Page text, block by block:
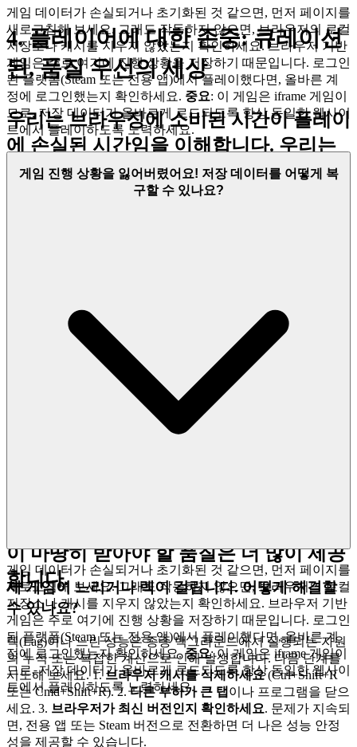
4. 플레이어에 대한 존중: 큐레이션
된, 품질 우선의 세상
우리는 브라우징에 소비된 시간이 플레이
에 손실된 시간임을 이해합니다. 우리는
수천 개의 평범한 게임으로 우리의 플랫
폼을 채우지 않습니다. 우리는 품질, 참여,
존중하는 방식입니다. 우리의 인터페이스
는 깨끗하고, 빠르며, 방해가 되지 않도록
설계되어 당신의 방해 없이 게임이 빛을
발하도록 합니다.
여기에서는 수천 개의
복제 게임을 찾을 수 없습니다. 우리는
이 마땅히 받아야 할 품질은 더 많이 제공
합니다.
게임 데이터가 손실되거나 초기화된 것 같으면, 먼저 페이지를
새로고침해 보세요. 그래도 작동하지 않으면, 브라우저의 로컬
저장소나 캐시를 지우지 않았는지 확인하세요. 브라우저 기반
게임은 주로 여기에 진행 상황을 저장하기 때문입니다. 로그인
된 플랫폼(Steam 또는 전용 앱)에서 플레이했다면, 올바른 계
정에 로그인했는지 확인하세요. 중요: 이 게임은 iframe 게임이
므로, 저장 데이터가 올바르게 로드되도록 항상 동일한 웹사이
트에서 플레이하도록 노력하세요.
게임 진행 상황을 잃어버렸어요! 저장 데이터를 어떻게 복
구할 수 있나요?
게임 데이터가 손실되거나 초기화된 것 같으면, 먼저 페이지를
새로고침해 보세요. 그래도 작동하지 않으면, 브라우저의 로컬
저장소나 캐시를 지우지 않았는지 확인하세요. 브라우저 기반
게임은 주로 여기에 진행 상황을 저장하기 때문입니다. 로그인
된 플랫폼(Steam 또는 전용 앱)에서 플레이했다면, 올바른 계
정에 로그인했는지 확인하세요.중요: 이 게임은 iframe 게임이
므로, 저장 데이터가 올바르게 로드되도록 항상 동일한 웹사이
트에서 플레이하도록 노력하세요.
제 게임이 느리거나 렉이 걸립니다. 어떻게 해결할
수 있나요?
렉(Lag)이나 느린 성능은 종종 백그라운드에서 실행되는 자원
의 누적 또는 복잡한 계산으로 인해 발생합니다. 다음 단계를
시도해 보세요. 1.브라우저 캐시를 삭제하세요(Ctrl+Shift+R
또는 Cmd+Shift+R). 2.다른 부하가 큰 탭 이나 프로그램을 닫으
세요. 3. 브라우저가 최신 버전인지 확인하세요. 문제가 지속되
면, 전용 앱 또는 Steam 버전으로 전환하면 더 나은 성능 안정
성을 제공할 수 있습니다.